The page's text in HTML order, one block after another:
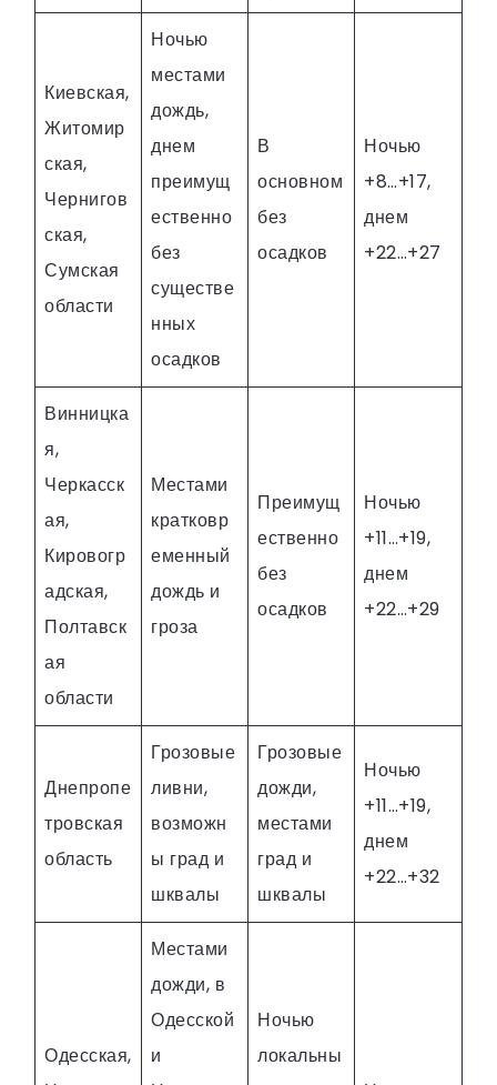
Киевская,
Житомир
ская,
Чернигов
ская,
Сумская
области
Ночью
местами
дождь,
днем
преимущ
ественно
без
существе
нных
осадков
В
основном
без
осадков
Ночью
+8…+17,
днем
+22…+27
Винницка
я,
Черкасск
ая,
Кировогр
адская,
Полтавск
ая
области
Местами
кратковр
еменный
дождь и
гроза
Преимущ
ественно
без
осадков
Ночью
+11…+19,
днем
+22…+29
Днепропе
тровская
область
Грозовые
ливни,
возможн
ы град и
шквалы
Грозовые
дожди,
местами
град и
шквалы
Ночью
+11…+19,
днем
+22…+32
Одесская,
Местами
дожди, в
Одесской
и
Ночью
локальны